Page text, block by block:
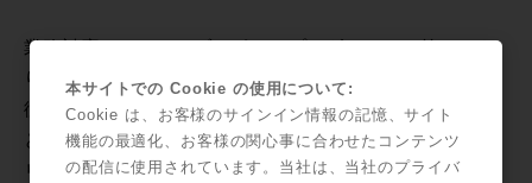
業務対応（アーカイブやポストプロダクション等）によ
り即座に推奨値への対応が困難なスタジオにおいては、
従来の「0VU（+4dB）＝－ 16 or － 20dBFS」運用も可
としていることですが、スタジオにおいて採用している
リファレンスレベルを利用者に分かるように必ず明記す
本サイトでの Cookie の使用について:
Cookie は、お客様のサインイン情報の記憶、サイト
機能の最適化、お客様の関心事に合わせたコンテンツ
の配信に使用されています。当社は、当社のプライバ